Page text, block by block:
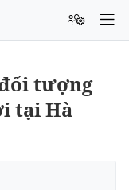
tượng
tại Hà